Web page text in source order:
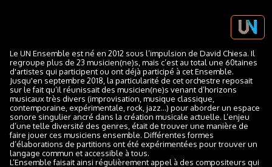
Le UN Ensemble est né en 2012 sous l’impulsion de David Chiesa. Il
regroupe plus de 23 musicien(ne)s, mais c’est au total une 60taines
d'artistes qui participent ou ont déjà participé à cet Ensemble.
Jusqu'en septembre 2018, la particularité de cet orchestre reposait
sur le fait qu’il réunissait des musicien(ne)s venant d’horizons
musicaux très divers (improvisation, musique classique,
contemporaine, expérimentale, rock, jazz…) pour aborder un espace
sonore singulier ancré dans la création musicale actuelle. L’enjeu
d’une telle diversité des genres, était de trouver une manière de
faire jouer ces musiciens ensemble. Différentes formes
d’élaborations de partitions ont été expérimentées pour trouver un
langage commun et accessible à tous.
L’Ensemble faisait ainsi régulièrement appel à des compositeurs qui